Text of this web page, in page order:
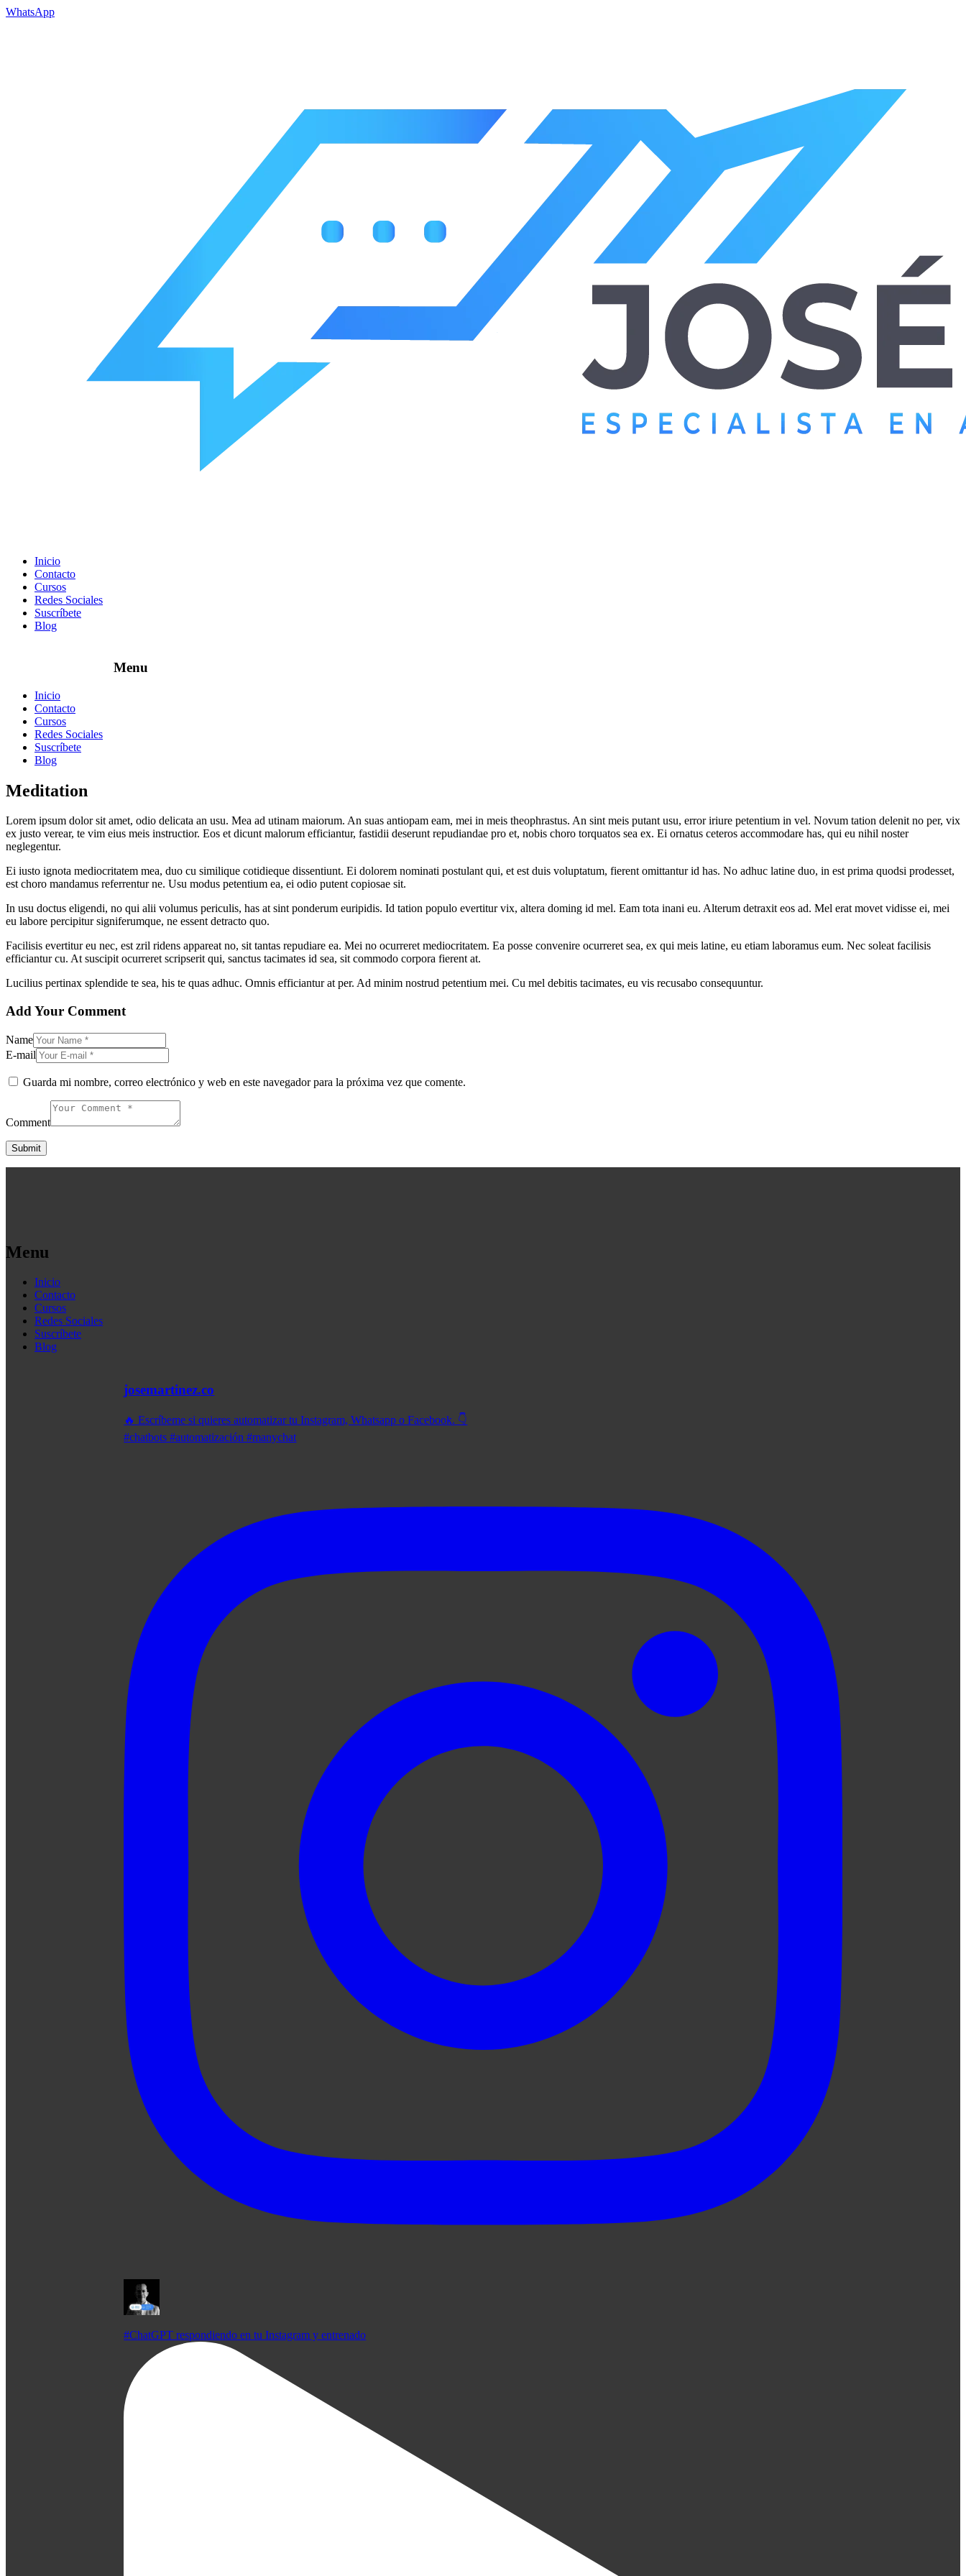
WhatsApp
Inicio
Contacto
Cursos
Redes Sociales
Suscríbete
Blog
Inicio
Contacto
Cursos
Redes Sociales
Suscríbete
Blog
Meditation
Lorem ipsum dolor sit amet, odio delicata an usu. Mea ad utinam maiorum. An suas antiopam eam, mei in meis theophrastus. An sint meis putant usu, error iriure petentium in vel. Novum tation delenit no per, vix
ex justo verear, te vim eius meis instructior. Eos et dicunt malorum efficiantur, fastidii deserunt repudiandae pro et, nobis choro torquatos sea ex. Ei ornatus ceteros accommodare has, qui eu nihil noster
neglegentur.
Ei iusto ignota mediocritatem mea, duo cu similique cotidieque dissentiunt. Ei dolorem nominati postulant qui, et est duis voluptatum, fierent omittantur id has. No adhuc latine duo, in est prima quodsi prodesset,
est choro mandamus referrentur ne. Usu modus petentium ea, ei odio putent copiosae sit.
In usu doctus eligendi, no qui alii volumus periculis, has at sint ponderum euripidis. Id tation populo evertitur vix, altera doming id mel. Eam tota inani eu. Alterum detraxit eos ad. Mel erat movet vidisse ei, mei
eu labore percipitur signiferumque, ne essent detracto quo.
Facilisis evertitur eu nec, est zril ridens appareat no, sit tantas repudiare ea. Mei no ocurreret mediocritatem. Ea posse convenire ocurreret sea, ex qui meis latine, eu etiam laboramus eum. Nec soleat facilisis
efficiantur cu. At suscipit ocurreret scripserit qui, sanctus tacimates id sea, sit commodo corpora fierent at.
Lucilius pertinax splendide te sea, his te quas adhuc. Omnis efficiantur at per. Ad minim nostrud petentium mei. Cu mel debitis tacimates, eu vis recusabo consequuntur.
Add Your Comment
Name
E-mail
Guarda mi nombre, correo electrónico y web en este navegador para la próxima vez que comente.
Comment
Menu
Inicio
Contacto
Cursos
Redes Sociales
Suscríbete
Blog
josemartinez.co
🔥 Escríbeme si quieres automatizar tu Instagram, Whatsapp o Facebook. 👇
#chatbots #automatización #manychat
#ChatGPT respondiendo en tu Instagram y entrenado